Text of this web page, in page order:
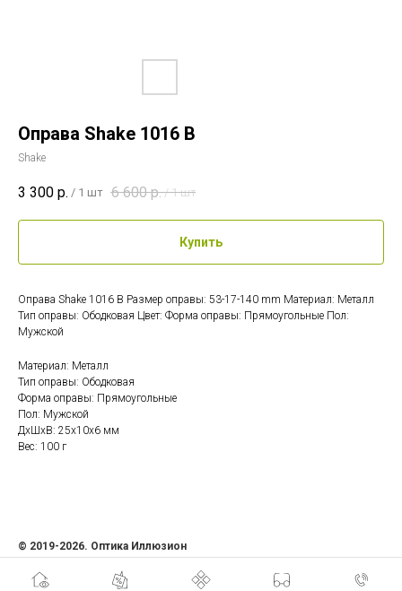
Оправа Shake 1016 B
Shake
3 300 р. / 1 шт 6 600 р. / 1 шт
Купить
Оправа Shake 1016 B Размер оправы: 53-17-140 mm Материал: Металл
Тип оправы: Ободковая Цвет: Форма оправы: Прямоугольные Пол:
Мужской
Материал: Металл
Тип оправы: Ободковая
Форма оправы: Прямоугольные
Пол: Мужской
ДxШxВ: 25x10x6 мм
Вес: 100 г
© 2019-2026. Оптика Иллюзион
ИНН 471207408481